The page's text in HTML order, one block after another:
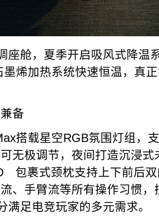
座舱，夏季开启吸风式降温
烯加热系统快速恒温，真
备
搭载星空RGB氛围灯组，
无极调节，夜间打造沉浸
包裹式颈枕支持上下前后
、手臂流等所有操作习惯
足电竞玩家的多元需求。